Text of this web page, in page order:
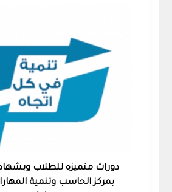
دورات متميزه للطلاب
بمركز الحاسب وتنمية